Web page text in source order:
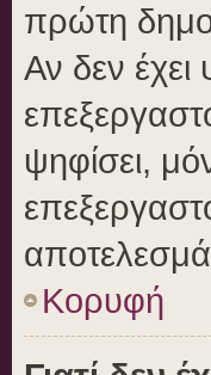
πρώτη
Αν δεν
ψηφίσει,
Κορυφή